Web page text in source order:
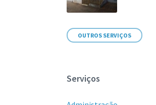
OUTROS SERVIÇOS
Serviços